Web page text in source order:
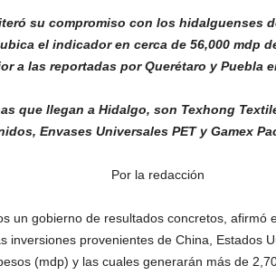
su compromiso con los hidalguenses
el indicador en cerca de 56,000 mdp
a las reportadas por Querétaro y Puebla
que llegan a Hidalgo, son Texhong
Envases Universales PET y Gamex
Por la redacción
un gobierno de resultados concretos, afirmó
inversiones provenientes de China, Estados
(mdp) y las cuales generarán más de